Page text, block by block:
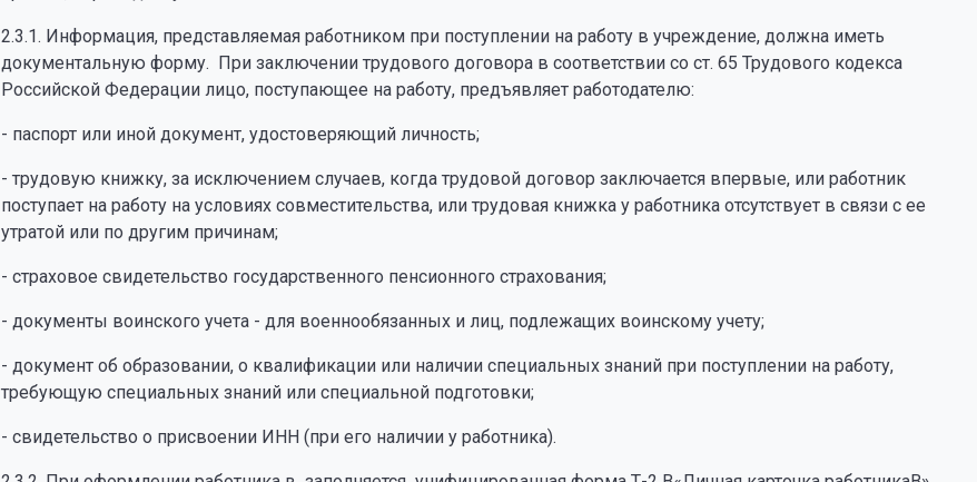
2.3.1. Информация, представляемая работником при поступлении на работу в учреждение, должна иметь
документальную форму. При заключении трудового договора в соответствии со ст. 65 Трудового кодекса
Российской Федерации лицо, поступающее на работу, предъявляет работодателю:
- паспорт или иной документ, удостоверяющий личность;
- трудовую книжку, за исключением случаев, когда трудовой договор заключается впервые, или работник
поступает на работу на условиях совместительства, или трудовая книжка у работника отсутствует в связи с ее
утратой или по другим причинам;
- страховое свидетельство государственного пенсионного страхования;
- документы воинского учета - для военнообязанных и лиц, подлежащих воинскому учету;
- документ об образовании, о квалификации или наличии специальных знаний при поступлении на работу,
требующую специальных знаний или специальной подготовки;
- свидетельство о присвоении ИНН (при его наличии у работника).